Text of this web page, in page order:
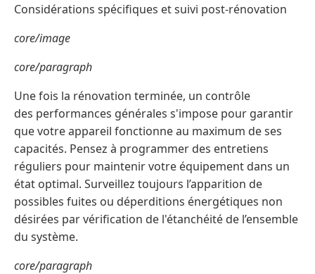
Considérations spécifiques et suivi post-rénovation
core/image
core/paragraph
Une fois la rénovation terminée, un contrôle
des performances générales s'impose pour garantir
que votre appareil fonctionne au maximum de ses
capacités. Pensez à programmer des entretiens
réguliers pour maintenir votre équipement dans un
état optimal. Surveillez toujours l’apparition de
possibles fuites ou déperditions énergétiques non
désirées par vérification de l'étanchéité de l’ensemble
du système.
core/paragraph